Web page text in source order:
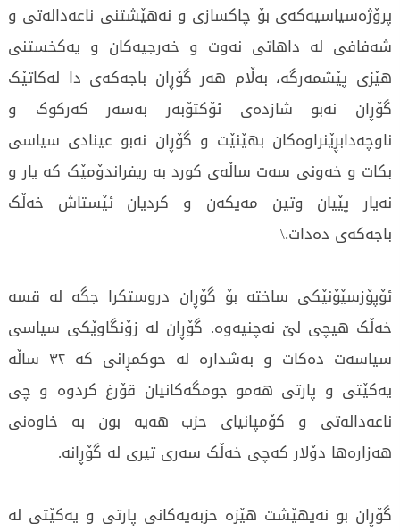
پرۆژەسیاسیەکەی بۆ چاکسازی و نەھێشتنی ناعەدالەتی و
شەفافی لە داھاتی نەوت و خەرجیەکان و یەکخستنی
ھێزی پێشمەرگە، بەڵام ھەر گۆڕان باجەکەی دا لەکاتێک
گۆڕان نەبو شازدەی ئۆکتۆبەر بەسەر کەرکوک و
ناوچەدابڕێنراوەکان بھێنێت و گۆڕان نەبو عینادی سیاسی
بکات و خەونی سەت ساڵەی کورد بە ریفراندۆمێک کە یار و
نەیار پێیان وتین مەیکەن و کردیان ئێستاش خەڵک
باجەکەی دەدات.\
ئۆپۆزسێۆنێکی ساختە بۆ گۆڕان دروستکرا جگە لە قسە
خەڵک ھیچی لێ نەچنیەوە. گۆڕان لە زۆنگاوێکی سیاسی
سیاسەت دەکات و بەشدارە لە حوکمڕانی کە ٣٢ ساڵە
یەکێتی و پارتی ھەمو جومگەکانیان قۆرغ کردوە و چی
ناعەدالەتی و کۆمپانیای حزب ھەیە بون بە خاوەنی
ھەزارەھا دۆلار کەچی خەڵک سەری تیری لە گۆڕانە.
گۆڕان بو نەیھێشت ھێزە حزبەیەکانی پارتی و یەکێتی لە